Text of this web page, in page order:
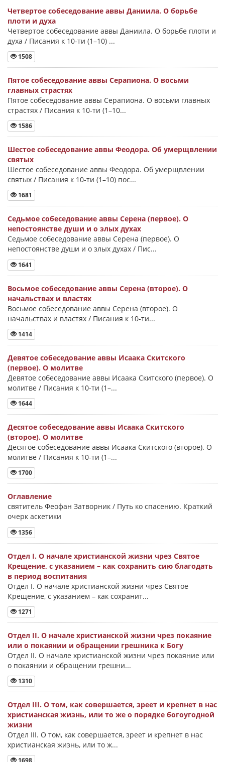
Четвертое собеседование аввы Даниила. О борьбе
плоти и духа
Четвертое собеседование аввы Даниила. О борьбе плоти и
духа / Писания к 10-ти (1–10) ...
1508
Пятое собеседование аввы Серапиона. О восьми
главных страстях
Пятое собеседование аввы Серапиона. О восьми главных
страстях / Писания к 10-ти (1–10...
1586
Шестое собеседование аввы Феодора. Об умерщвлении
святых
Шестое собеседование аввы Феодора. Об умерщвлении
святых / Писания к 10-ти (1–10) пос...
1681
Седьмое собеседование аввы Серена (первое). О
непостоянстве души и о злых духах
Седьмое собеседование аввы Серена (первое). О
непостоянстве души и о злых духах / Пис...
1641
Восьмое собеседование аввы Серена (второе). О
начальствах и властях
Восьмое собеседование аввы Серена (второе). О
начальствах и властях / Писания к 10-ти...
1414
Девятое собеседование аввы Исаака Скитского
(первое). О молитве
Девятое собеседование аввы Исаака Скитского (первое). О
молитве / Писания к 10-ти (1–...
1644
Десятое собеседование аввы Исаака Скитского
(второе). О молитве
Десятое собеседование аввы Исаака Скитского (второе). О
молитве / Писания к 10-ти (1–...
1700
Оглавление
святитель Феофан Затворник / Путь ко спасению. Краткий
очерк аскетики
1356
Отдел I. О начале христианской жизни чрез Святое
Крещение, с указанием – как сохранить сию благодать
в период воспитания
Отдел I. О начале христианской жизни чрез Святое
Крещение, с указанием – как сохранит...
1271
Отдел II. О начале христианской жизни чрез покаяние
или о покаянии и обращении грешника к Богу
Отдел II. О начале христианской жизни чрез покаяние или
о покаянии и обращении грешни...
1310
Отдел III. О том, как совершается, зреет и крепнет в нас
христианская жизнь, или то же о порядке богоугодной
жизни
Отдел III. О том, как совершается, зреет и крепнет в нас
христианская жизнь, или то ж...